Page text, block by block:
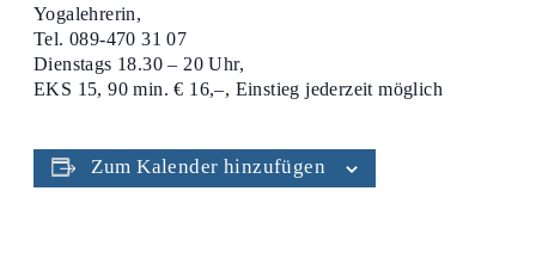
Yogalehrerin,
Tel. 089-470 31 07
Dienstags 18.30 – 20 Uhr,
EKS 15, 90 min. € 16,–, Einstieg jederzeit möglich
Zum Kalender hinzufügen